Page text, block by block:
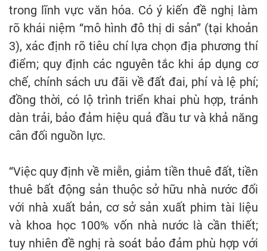
trong lĩnh vực văn hóa. Có ý kiến đề nghị làm
rõ khái niệm “mô hình đô thị di sản” (tại khoản
3), xác định rõ tiêu chí lựa chọn địa phương thí
điểm; quy định các nguyên tắc khi áp dụng cơ
chế, chính sách ưu đãi về đất đai, phí và lệ phí;
đồng thời, có lộ trình triển khai phù hợp, tránh
dàn trải, bảo đảm hiệu quả đầu tư và khả năng
cân đối nguồn lực.
“Việc quy định về miễn, giảm tiền thuê đất, tiền
thuê bất động sản thuộc sở hữu nhà nước đối
với nhà xuất bản, cơ sở sản xuất phim tài liệu
và khoa học 100% vốn nhà nước là cần thiết;
tuy nhiên đề nghị rà soát bảo đảm phù hợp với